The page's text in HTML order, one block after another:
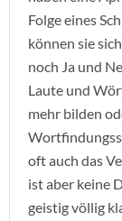
Folge eines
können sie
noch Ja und
Laute und
mehr bilden
oft auch das
ist aber keine
geistig völlig